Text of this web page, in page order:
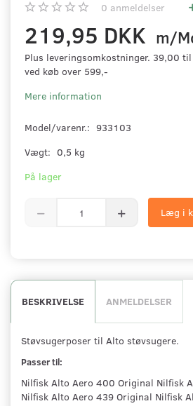
0 anmeldelser
219,95 DKK m/
Plus leveringsomkostninger. 39,00
ved køb over 599,-
Mere information
Model/varenr.: 933103
Vægt: 0,5 kg
På lager
Læg i
BESKRIVELSE ANMELDELSER
Støvsugerposer til Alto støvsugere.
Passer til:
Nilfisk Alto Aero 400 Original Nilfisk
Nilfisk Alto Aero 439 Original Nilfisk